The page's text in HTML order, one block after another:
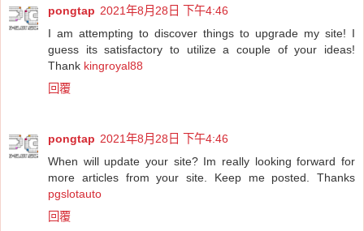
pongtap 2021年8月28日 下午4:46
I am attempting to discover things to upgrade my site! I
guess its satisfactory to utilize a couple of your ideas!
Thank kingroyal88
回覆
pongtap 2021年8月28日 下午4:46
When will update your site? Im really looking forward for
more articles from your site. Keep me posted. Thanks
pgslotauto
回覆